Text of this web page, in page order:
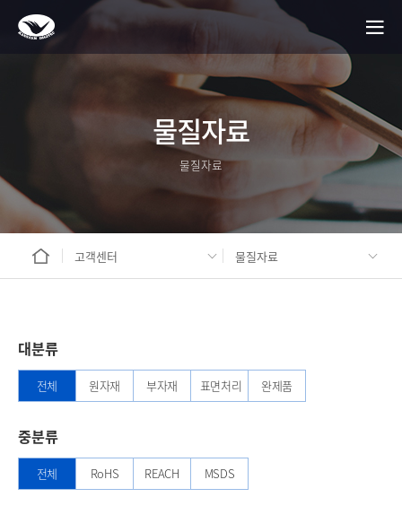
물질자료
물질자료
고객센터 물질자료
대분류
전체 원자재 부자재 표면처리 완제품
중분류
전체 RoHS REACH MSDS